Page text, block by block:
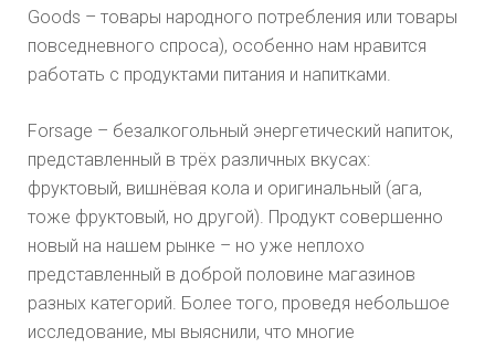
Goods – товары народного потребления или товары
повседневного спроса), особенно нам нравится
работать с продуктами питания и напитками.
Forsage – безалкогольный энергетический напиток,
представленный в трёх различных вкусах:
фруктовый, вишнёвая кола и оригинальный (ага,
тоже фруктовый, но другой). Продукт совершенно
новый на нашем рынке – но уже неплохо
представленный в доброй половине магазинов
разных категорий. Более того, проведя небольшое
исследование, мы выяснили, что многие